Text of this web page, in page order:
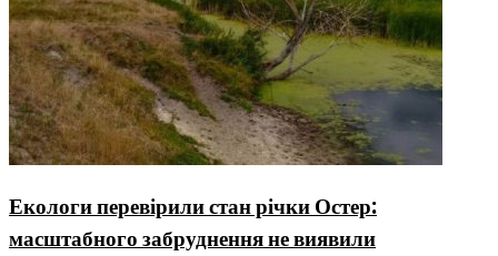
Екологи перевірили стан річки Остер:
масштабного забруднення не виявили